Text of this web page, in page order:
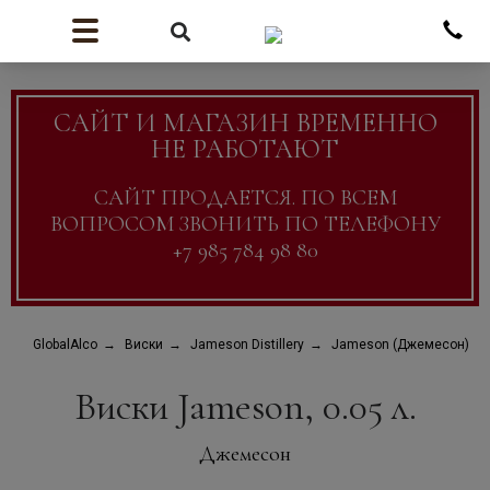
САЙТ И МАГАЗИН ВРЕМЕННО
НЕ РАБОТАЮТ
САЙТ ПРОДАЕТСЯ. ПО ВСЕМ
ВОПРОСОМ ЗВОНИТЬ ПО ТЕЛЕФОНУ
+7 985 784 98 80
GlobalAlco Виски Jameson Distillery Jameson (Джемесон)
Виски Jameson, 0.05 л.
Джемесон